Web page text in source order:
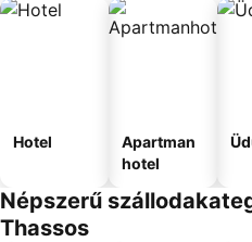
Hotel
Apartman
hotel
Népszerű
Thassos